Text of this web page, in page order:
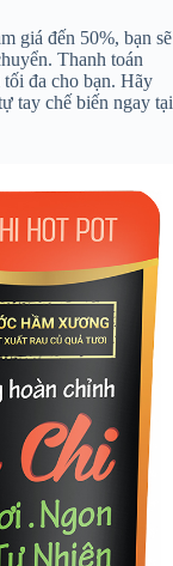
giá đến 50%, bạn sẽ
Thanh toán
đa cho bạn. Hãy
tay chế biến ngay tại